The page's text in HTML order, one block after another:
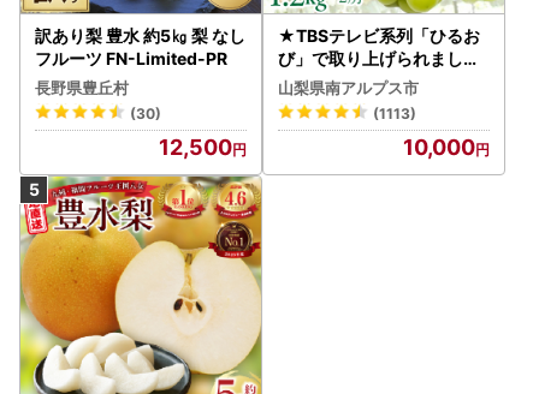
訳あり梨 豊水 約5㎏ 梨 なし
フルーツ FN-Limited-PR
長野県豊丘村
(30)
12,500
★TBSテレビ系列「ひるお
び」で取り上げられました
！★＜2026年発送先行予
約＞絶品！南アルプス市産
シャインマスカット1.2kg A
LPAA003 | 人気 山梨産 高
評価 ランキング おすすめ |
山梨県南アルプス市
(1113)
10,000